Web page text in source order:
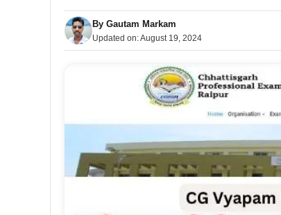
By Gautam Markam
Updated on:August 19, 2024